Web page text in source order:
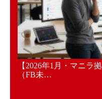
【2026年1月・マニラ
（FB未…